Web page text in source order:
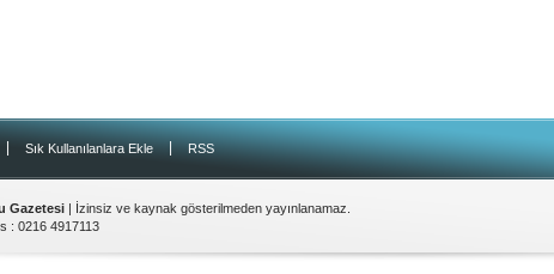
Sık Kullanılanlara Ekle | RSS
Gazetesi | İzinsiz ve kaynak gösterilmeden yayınlanamaz.
: 0216 4917113